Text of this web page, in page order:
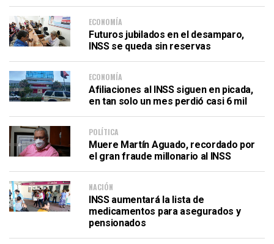
ECONOMÍA
Futuros jubilados en el desamparo,
INSS se queda sin reservas
ECONOMÍA
Afiliaciones al INSS siguen en picada,
en tan solo un mes perdió casi 6 mil
POLÍTICA
Muere Martín Aguado, recordado por
el gran fraude millonario al INSS
NACIÓN
INSS aumentará la lista de
medicamentos para asegurados y
pensionados